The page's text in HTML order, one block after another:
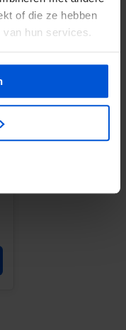
of die ze hebben
hun services.